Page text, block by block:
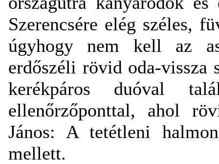
Szerencsére elég széles,
úgyhogy nem kell az
erdőszéli rövid oda-vissza
kerékpáros duóval
ellenőrzőponttal, ahol
János: A tetétleni
mellett.